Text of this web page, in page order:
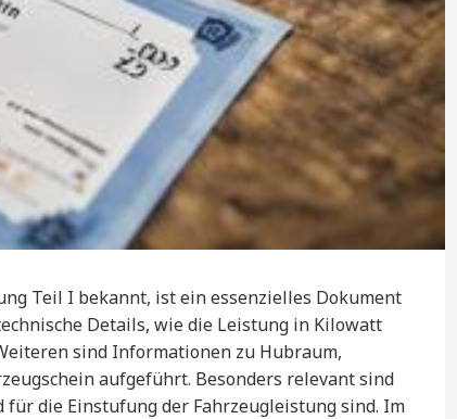
Teil I bekannt, ist ein essenzielles Dokument
Details, wie die Leistung in Kilowatt
sind Informationen zu Hubraum,
aufgeführt. Besonders relevant sind
für die Einstufung der Fahrzeugleistung sind. Im